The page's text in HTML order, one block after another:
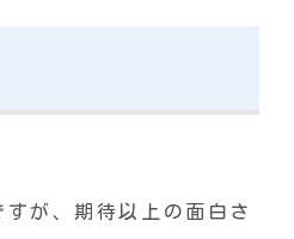
が、期待以上の面白さ